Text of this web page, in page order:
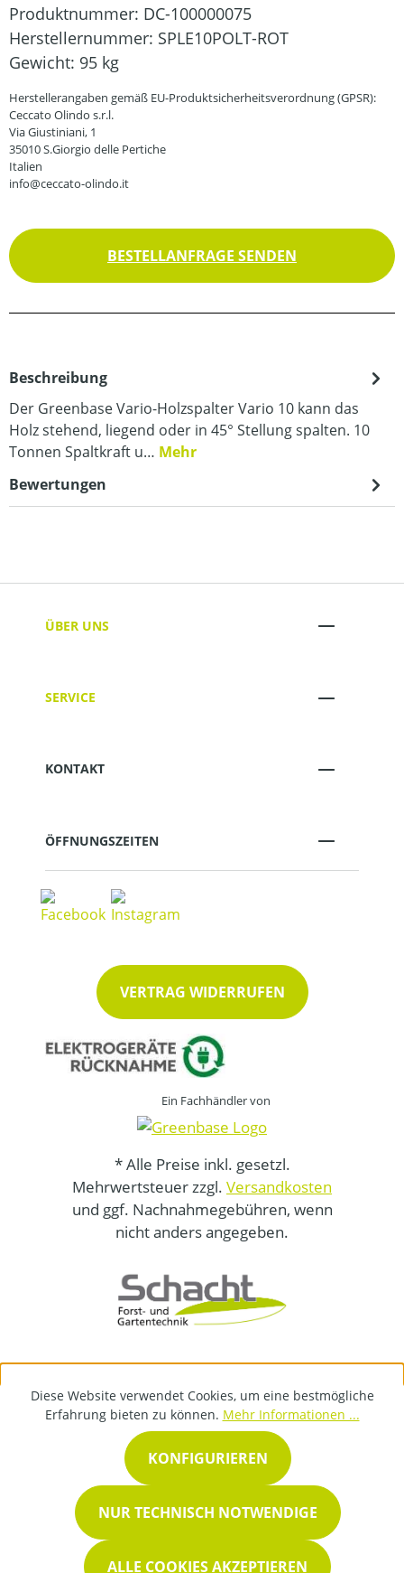
Produktnummer: DC-100000075
Herstellernummer: SPLE10POLT-ROT
Gewicht: 95 kg
Herstellerangaben gemäß EU-Produktsicherheitsverordnung (GPSR):
Ceccato Olindo s.r.l.
Via Giustiniani, 1
35010 S.Giorgio delle Pertiche
Italien
info@ceccato-olindo.it
BESTELLANFRAGE SENDEN
Beschreibung
Der Greenbase Vario-Holzspalter Vario 10 kann das
Holz stehend, liegend oder in 45° Stellung spalten. 10
Tonnen Spaltkraft u… Mehr
Bewertungen
ÜBER UNS
SERVICE
KONTAKT
ÖFFNUNGSZEITEN
VERTRAG WIDERRUFEN
Ein Fachhändler von
* Alle Preise inkl. gesetzl.
Mehrwertsteuer zzgl. Versandkosten
und ggf. Nachnahmegebühren, wenn
nicht anders angegeben.
Diese Website verwendet Cookies, um eine bestmögliche
Erfahrung bieten zu können. Mehr Informationen ...
NUR TECHNISCH NOTWENDIGE
KONFIGURIEREN
ALLE COOKIES AKZEPTIEREN